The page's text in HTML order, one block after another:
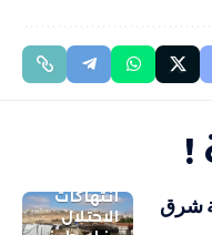
!
انتهاكات
الاحتلال
شرق